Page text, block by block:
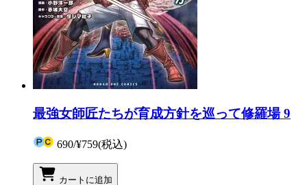
最強女師匠たちが育成方針を巡って修羅場 9
690/¥759(税込)
カートに追加